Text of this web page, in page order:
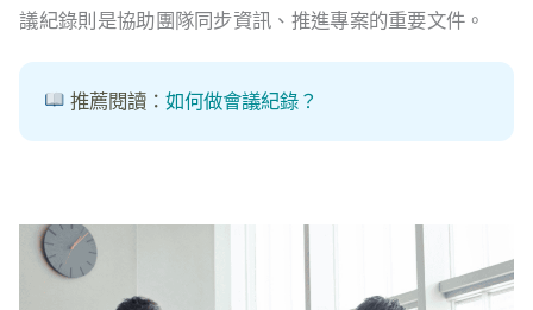
議紀錄則是協助團隊同步資訊、推進專案的重要文件。
推薦閱讀：如何做會議紀錄？